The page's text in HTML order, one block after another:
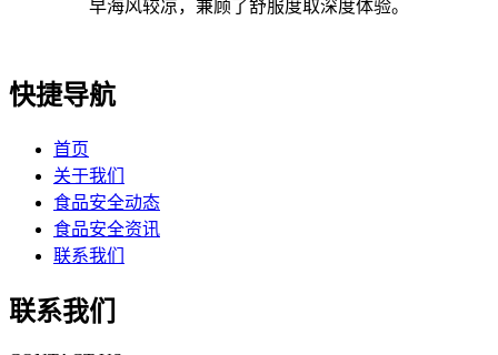
早海风较凉，兼顾了舒服度取深度体验。
快捷导航
首页
关于我们
食品安全动态
食品安全资讯
联系我们
联系我们